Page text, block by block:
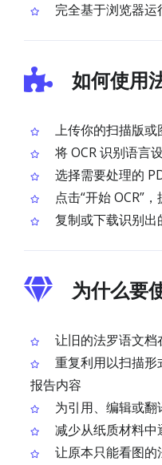
完全基于浏览器
如何使用
上传你的扫描版或
将 OCR 识别语言
选择需要处理的
点击“开始 OCR”
复制或下载识别出
为什么要
让旧的法罗语文
重复利用以扫描
报告内容
为引用、编辑或
减少从纸质材料
让原本只能看图的